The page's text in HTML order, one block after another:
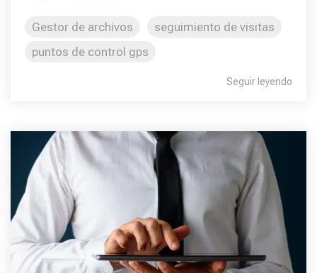
Gestor de archivos
seguimiento de visitas
puntos de control gps
Seguir leyendo